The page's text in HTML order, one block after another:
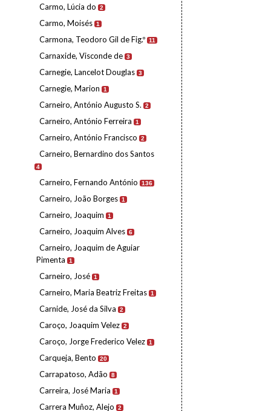
Carmo, Lúcia do 2
Carmo, Moisés 1
Carmona, Teodoro Gil de Fig.º 11
Carnaxide, Visconde de 3
Carnegie, Lancelot Douglas 3
Carnegie, Marion 1
Carneiro, António Augusto S. 2
Carneiro, António Ferreira 1
Carneiro, António Francisco 2
Carneiro, Bernardino dos Santos
4
Carneiro, Fernando António 136
Carneiro, João Borges 1
Carneiro, Joaquim 1
Carneiro, Joaquim Alves 6
Carneiro, Joaquim de Aguiar
Pimenta
1
Carneiro, José 1
Carneiro, Maria Beatriz Freitas 1
Carnide, José da Silva 2
Caroço, Joaquim Velez 2
Caroço, Jorge Frederico Velez 1
Carqueja, Bento 20
Carrapatoso, Adão 8
Carreira, José Maria 1
Carrera Muñoz, Alejo 2